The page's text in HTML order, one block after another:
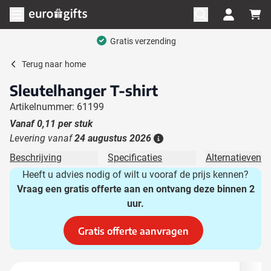
Ga naar de inhoud
Menu openen
Gratis verzending
Terug naar home
Sleutelhanger T-shirt
Artikelnummer: 61199
Vanaf0,11 per stuk
Levering vanaf24 augustus 2026
Beschrijving Specificaties
Alternatieven
Heeft u advies nodig of wilt u vooraf de prijs kennen?
Vraag een gratis offerte aan en ontvang deze binnen 2
uur.
Gratis offerte aanvragen